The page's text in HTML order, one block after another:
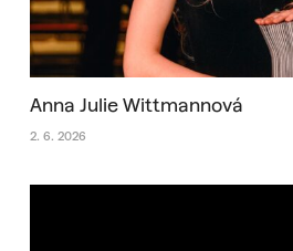
Anna Julie Wittmannová
2. 6. 2026